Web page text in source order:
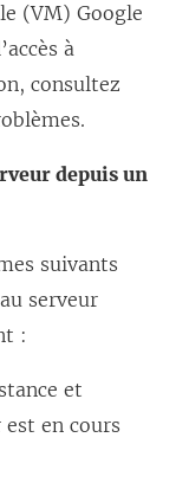
(VM) Google
à
consultez
depuis un
suivants
serveur
:
et
en cours